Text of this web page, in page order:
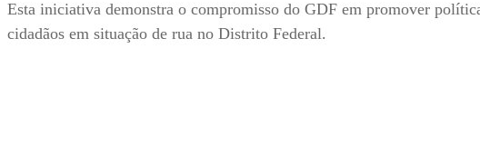
Esta iniciativa demonstra o compromisso do GDF em promover
cidadãos em situação de rua no Distrito Federal.